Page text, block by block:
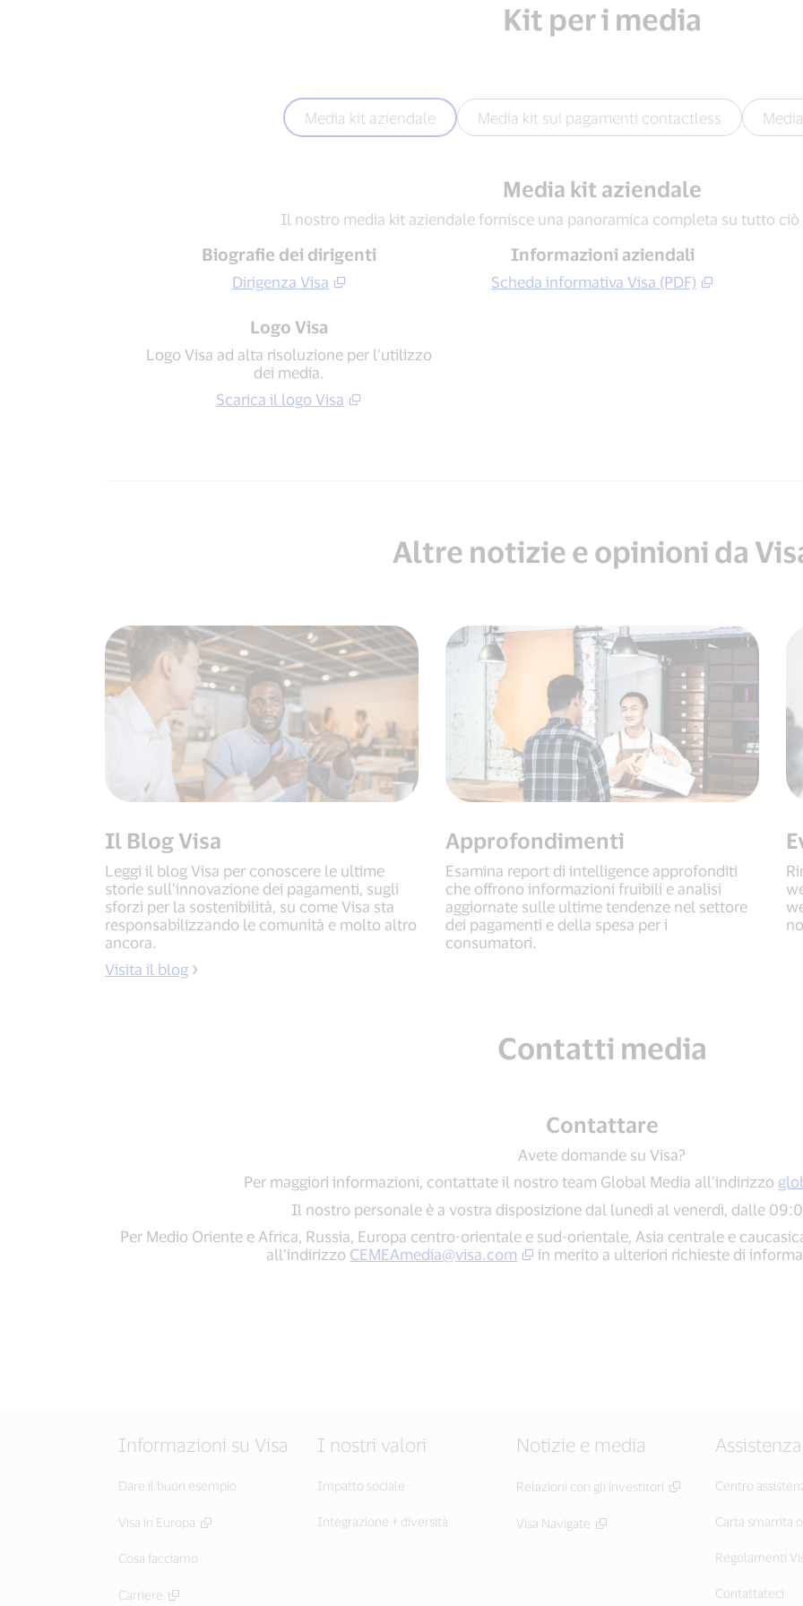
Kit per i media
Media kit aziendale Media kit sui pagamenti contactless
Media kit aziendale
Il nostro media kit aziendale fornisce una panoramica completa su tutto ciò
Biografie dei dirigenti
Dirigenza Visa
Informazioni aziendali
Scheda informativa Visa (PDF)
Logo Visa
Logo Visa ad alta risoluzione per l’utilizzo
dei media.
Scarica il logo Visa
Altre notizie e opinioni da
Il Blog Visa
Leggi il blog Visa per conoscere le ultime
storie sull’innovazione dei pagamenti, sugli
sforzi per la sostenibilità, su come Visa sta
responsabilizzando le comunità e molto altro
ancora.
Visita il blog
Approfondimenti
Esamina report di intelligence approfonditi
che offrono informazioni fruibili e analisi
aggiornate sulle ultime tendenze nel settore
dei pagamenti e della spesa per i
consumatori.
Contatti media
Contattare
Avete domande su Visa?
Per maggiori informazioni, contattate il nostro team Global Media all’indirizzo
Il nostro personale è a vostra disposizione dal lunedì al venerdì, dalle
Per Medio Oriente e Africa, Russia, Europa centro-orientale e sud-orientale, Asia centrale e
all’indirizzo CEMEAmedia@visa.com in merito a ulteriori richieste di
Informazioni su Visa
Dare il buon esempio
Visa in Europa
Cosa facciamo
Carriere
I nostri valori
Impatto sociale
Integrazione + diversità
Notizie e media
Relazioni con gli investitori
Visa Navigate
Assistenza
Centro
Carta smarrita
Regolamenti
Contattateci